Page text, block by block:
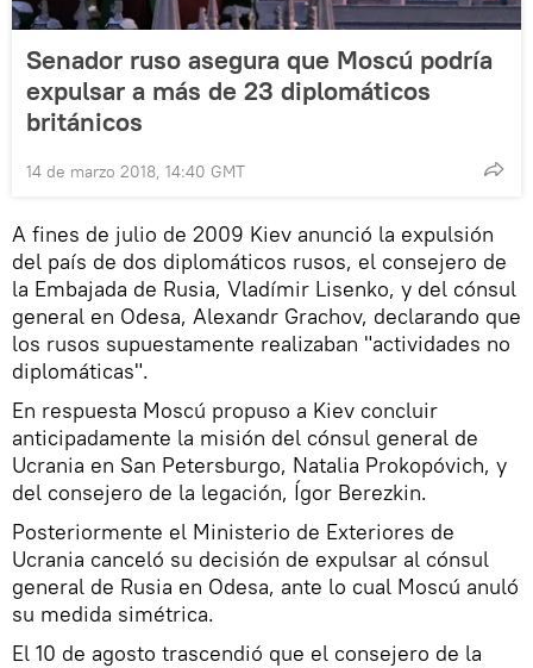
Senador ruso asegura que Moscú podría
expulsar a más de 23 diplomáticos
británicos
14 de marzo 2018, 14:40 GMT
A fines de julio de 2009 Kiev anunció la expulsión
del país de dos diplomáticos rusos, el consejero de
la Embajada de Rusia, Vladímir Lisenko, y del cónsul
general en Odesa, Alexandr Grachov, declarando que
los rusos supuestamente realizaban "actividades no
diplomáticas".
En respuesta Moscú propuso a Kiev concluir
anticipadamente la misión del cónsul general de
Ucrania en San Petersburgo, Natalia Prokopóvich, y
del consejero de la legación, Ígor Berezkin.
Posteriormente el Ministerio de Exteriores de
Ucrania canceló su decisión de expulsar al cónsul
general de Rusia en Odesa, ante lo cual Moscú anuló
su medida simétrica.
El 10 de agosto trascendió que el consejero de la